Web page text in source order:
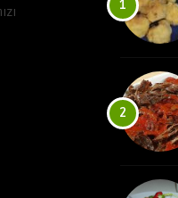
1
2